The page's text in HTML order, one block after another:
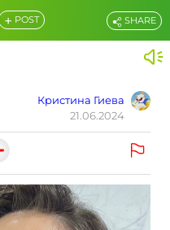
+ POST
Кристина Гиева
21.06.2024
SHARE